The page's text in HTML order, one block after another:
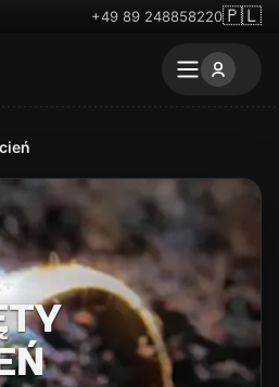
+49 89 248858220🇵🇱